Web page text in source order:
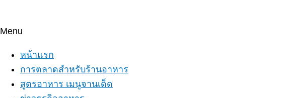
Menu
หน้าแรก
การตลาดสำหรับร้านอาหาร
สูตรอาหาร เมนูจานเด็ด